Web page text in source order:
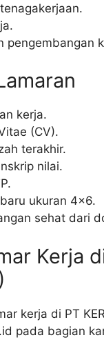
pengembangan
kerja.
(CV).
terakhir.
nilai.
ukuran 4×6.
sehat dari
Kerja
kerja di PT
pada bagian